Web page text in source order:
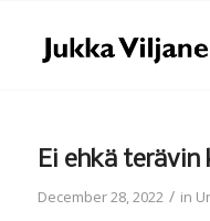
Ei ehkä terävin
December 28, 2022 / in